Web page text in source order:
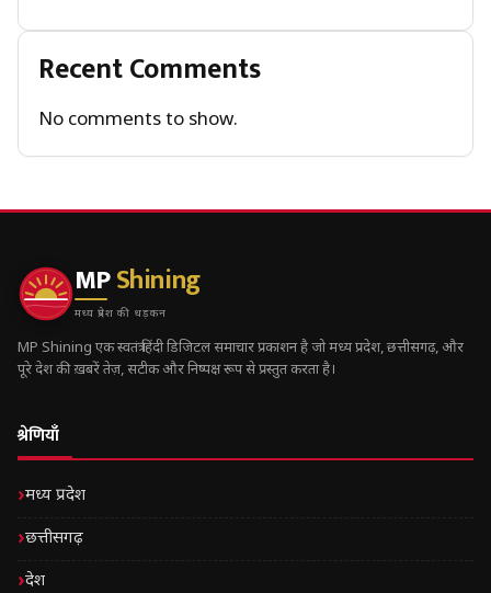
Recent Comments
No comments to show.
MPShining
मध्य प्रदेश की धड़कन
MP Shining एक स्वतंत्र हिंदी डिजिटल समाचार प्रकाशन है जो मध्य प्रदेश, छत्तीसगढ़, और
पूरे देश की ख़बरें तेज़, सटीक और निष्पक्ष रूप से प्रस्तुत करता है।
श्रेणियाँ
मध्य प्रदेश
छत्तीसगढ़
देश